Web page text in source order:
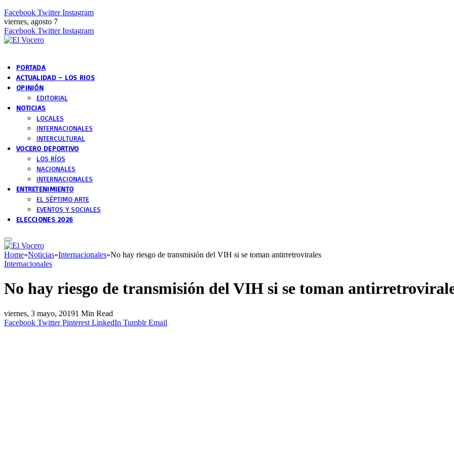
Facebook Twitter Instagram
viernes, agosto 7
Facebook Twitter Instagram
PORTADA
ACTUALIDAD – LOS RIOS
OPINIÓN
EDITORIAL
NOTICIAS
LOCALES
INTERNACIONALES
INTERCULTURAL
VOCERO DEPORTIVO
LOS RÍOS
NACIONALES
INTERNACIONALES
ENTRETENIMIENTO
EL SÉPTIMO ARTE
EVENTOS Y SOCIALES
ELECCIONES 2026
Home»Noticias»Internacionales»No hay riesgo de transmisión del VIH si se toman antirretrovirales
Internacionales
No hay riesgo de transmisión del VIH si se toman
viernes, 3 mayo, 20191 Min Read
Facebook Twitter Pinterest LinkedIn Tumblr Email